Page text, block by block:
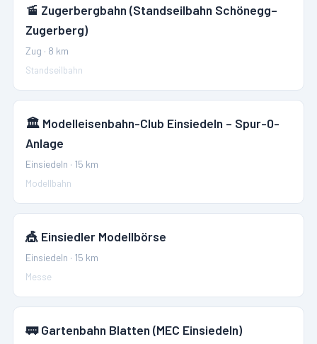
🚡 Zugerbergbahn (Standseilbahn Schönegg–
Zugerberg)
Zug · 8 km
Standseilbahn
🏛️ Modelleisenbahn-Club Einsiedeln – Spur-0-
Anlage
Einsiedeln · 15 km
Modellbahn
🎪 Einsiedler Modellbörse
Einsiedeln · 15 km
Messe
🚃 Gartenbahn Blatten (MEC Einsiedeln)